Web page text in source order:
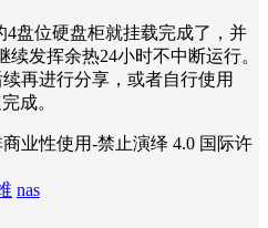
4盘位硬盘柜就挂载完成了，并
发挥余热24小时不中断运行。
再进行分享，或者自行使用
成。
业性使用-禁止演绎 4.0 国际许
nas